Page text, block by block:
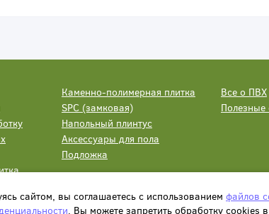
Каменно-полимерная плитка
SPC (замковая)
Напольный плинтус
Аксессуары для пола
Подложка
Все о ПВХ
Полезные
сайтом, вы соглашаетесь с использованием файлов
. Вы можете запретить обработку сookies